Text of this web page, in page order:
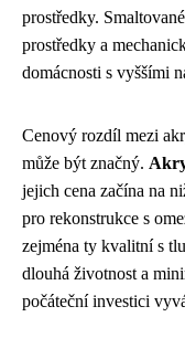
prostředky.
prostředky a
domácnosti s vyššími
Cenový rozdíl mezi
může být značný.
jejich cena začína na
pro rekonstrukce s
zejména ty kvalitní s
dlouhá životnost a
počáteční investici